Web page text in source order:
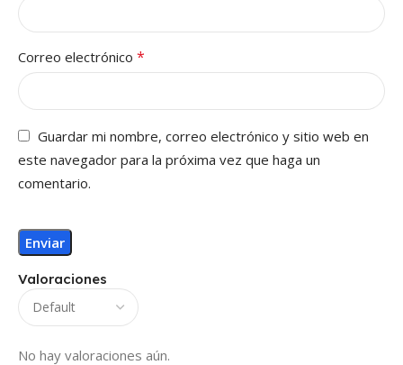
Valoraciones
No hay valoraciones aún.
Correo electrónico *
Guardar mi nombre, correo electrónico y sitio web en
este navegador para la próxima vez que haga un
comentario.